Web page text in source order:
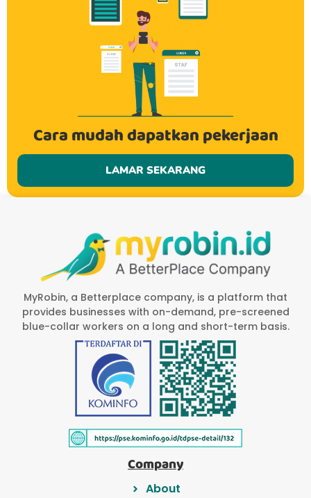
Cara mudah dapatkan pekerjaan
LAMAR SEKARANG
MyRobin, a Betterplace company, is a platform that
provides businesses with on-demand, pre-screened
blue-collar workers on a long and short-term basis.
Company
About